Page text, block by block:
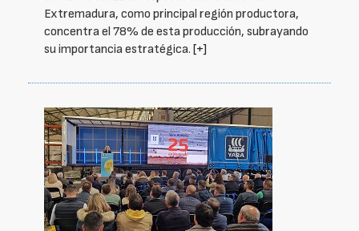
Extremadura, como principal región productora,
concentra el 78% de esta producción, subrayando
su importancia estratégica. [+]